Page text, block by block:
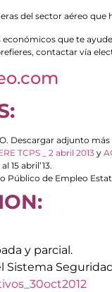
del sector aéreo
que te
contactar vía
Descargar adjunto más
TCPS _ 2 abril 2013y
15 abril’13.
Público de Empleo
y parcial.
Seguridad